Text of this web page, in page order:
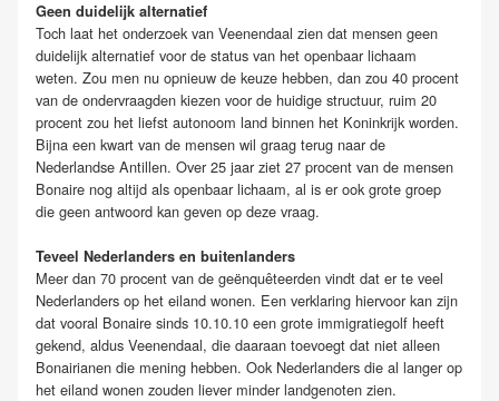
Geen duidelijk alternatief
Toch laat het onderzoek van Veenendaal zien dat mensen geen
duidelijk alternatief voor de status van het openbaar lichaam
weten. Zou men nu opnieuw de keuze hebben, dan zou 40 procent
van de ondervraagden kiezen voor de huidige structuur, ruim 20
procent zou het liefst autonoom land binnen het Koninkrijk worden.
Bijna een kwart van de mensen wil graag terug naar de
Nederlandse Antillen. Over 25 jaar ziet 27 procent van de mensen
Bonaire nog altijd als openbaar lichaam, al is er ook grote groep
die geen antwoord kan geven op deze vraag.
Teveel Nederlanders en buitenlanders
Meer dan 70 procent van de geënquêteerden vindt dat er te veel
Nederlanders op het eiland wonen. Een verklaring hiervoor kan zijn
dat vooral Bonaire sinds 10.10.10 een grote immigratiegolf heeft
gekend, aldus Veenendaal, die daaraan toevoegt dat niet alleen
Bonairianen die mening hebben. Ook Nederlanders die al langer op
het eiland wonen zouden liever minder landgenoten zien.